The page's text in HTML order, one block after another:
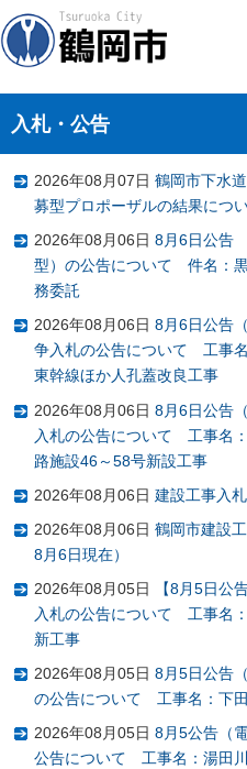
入札・公告
2026年08月07日 鶴岡市下水
募型プロポーザルの結果につ
2026年08月06日 8月6日公告
型）の公告について 件名：
務委託
2026年08月06日 8月6日公告
争入札の公告について 工事
東幹線ほか人孔蓋改良工事
2026年08月06日 8月6日公告
入札の公告について 工事名
路施設46～58号新設工事
2026年08月06日 建設工事入
2026年08月06日 鶴岡市建設
8月6日現在）
2026年08月05日
【8月5日公
入札の公告について 工事名
新工事
2026年08月05日 8月5日公告
の公告について 工事名：下
2026年08月05日 8月5公告（
公告について 工事名：湯田